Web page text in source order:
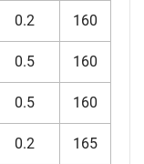
0.2
160
0.5
160
0.5
160
0.2
165